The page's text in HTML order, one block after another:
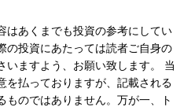
はあくまでも投資の参考にしてい
の投資にあたっては読者ご自身の
いますよう、お願い致します。 当
を払っておりますが、記載される
ものではありません。万が一、ト